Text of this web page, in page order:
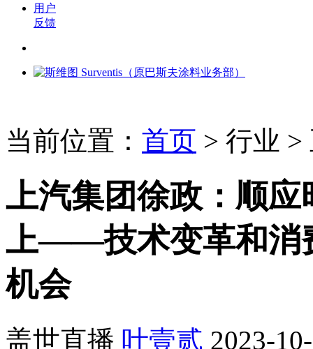
用户
反馈
当前位置： 首页 > 行业 >
上汽集团徐政：顺
上——技术变革和消
机会
盖世直播 叶壹贰 2023-